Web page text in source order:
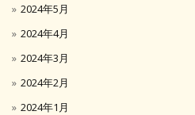
2024年5月
2024年4月
2024年3月
2024年2月
2024年1月